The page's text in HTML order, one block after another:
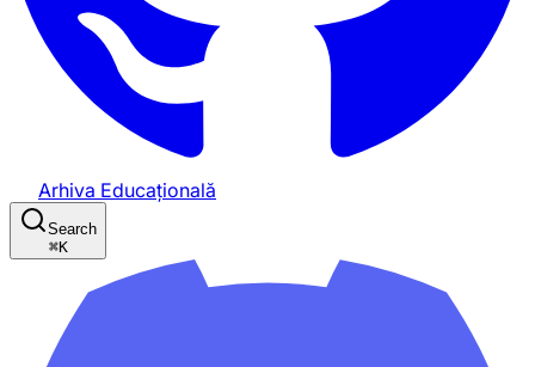
Arhiva Educațională
Search
⌘K